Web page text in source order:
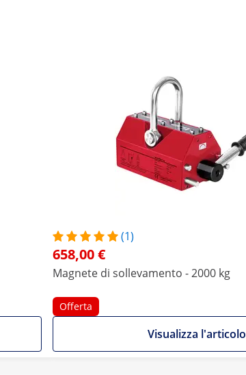
(1)
658,00 €
Magnete di sollevamento - 2000 kg
Offerta
Visualizza l'articolo